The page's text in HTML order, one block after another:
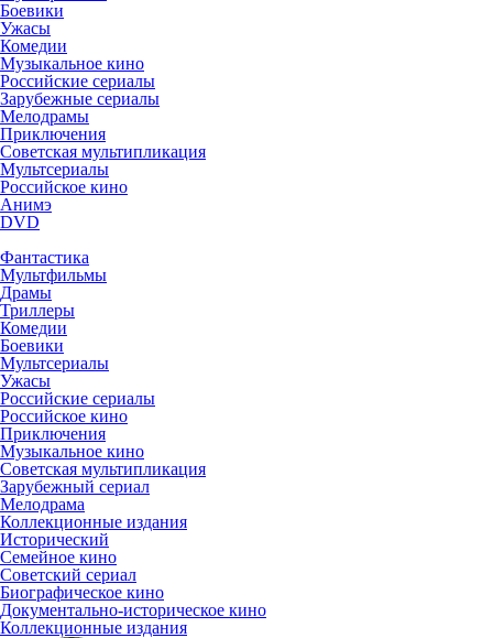
Боевики
Ужасы
Комедии
Музыкальное кино
Российские сериалы
Зарубежные сериалы
Мелодрамы
Приключения
Советская мультипликация
Мультсериалы
Российское кино
Анимэ
DVD
Фантастика
Мультфильмы
Драмы
Триллеры
Комедии
Боевики
Мультсериалы
Ужасы
Российские сериалы
Российское кино
Приключения
Музыкальное кино
Советская мультипликация
Зарубежный сериал
Мелодрама
Коллекционные издания
Исторический
Семейное кино
Советский сериал
Биографическое кино
Документально-историческое кино
Коллекционные издания